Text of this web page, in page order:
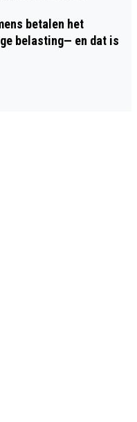
betalen het
belasting— en dat is